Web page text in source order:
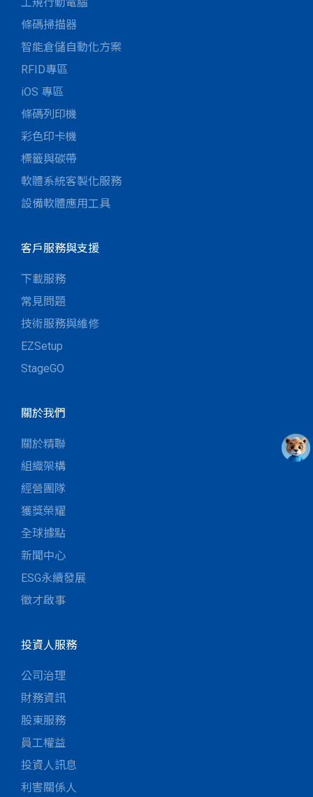
條碼掃描器
智能倉儲自動化方案
RFID專區
iOS 專區
條碼列印機
彩色印卡機
標籤與碳帶
軟體系統客製化服務
設備軟體應用工具
客戶服務與支援
下載服務
常見問題
技術服務與維修
EZSetup
StageGO
關於我們
關於精聯
組織架構
經營團隊
獲獎榮耀
全球據點
新聞中心
ESG永續發展
徵才啟事
投資人服務
公司治理
財務資訊
股東服務
員工權益
投資人訊息
利害關係人